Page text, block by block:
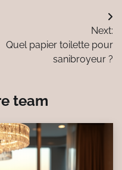
Next:
Quel papier toilette pour
sanibroyeur ?
team